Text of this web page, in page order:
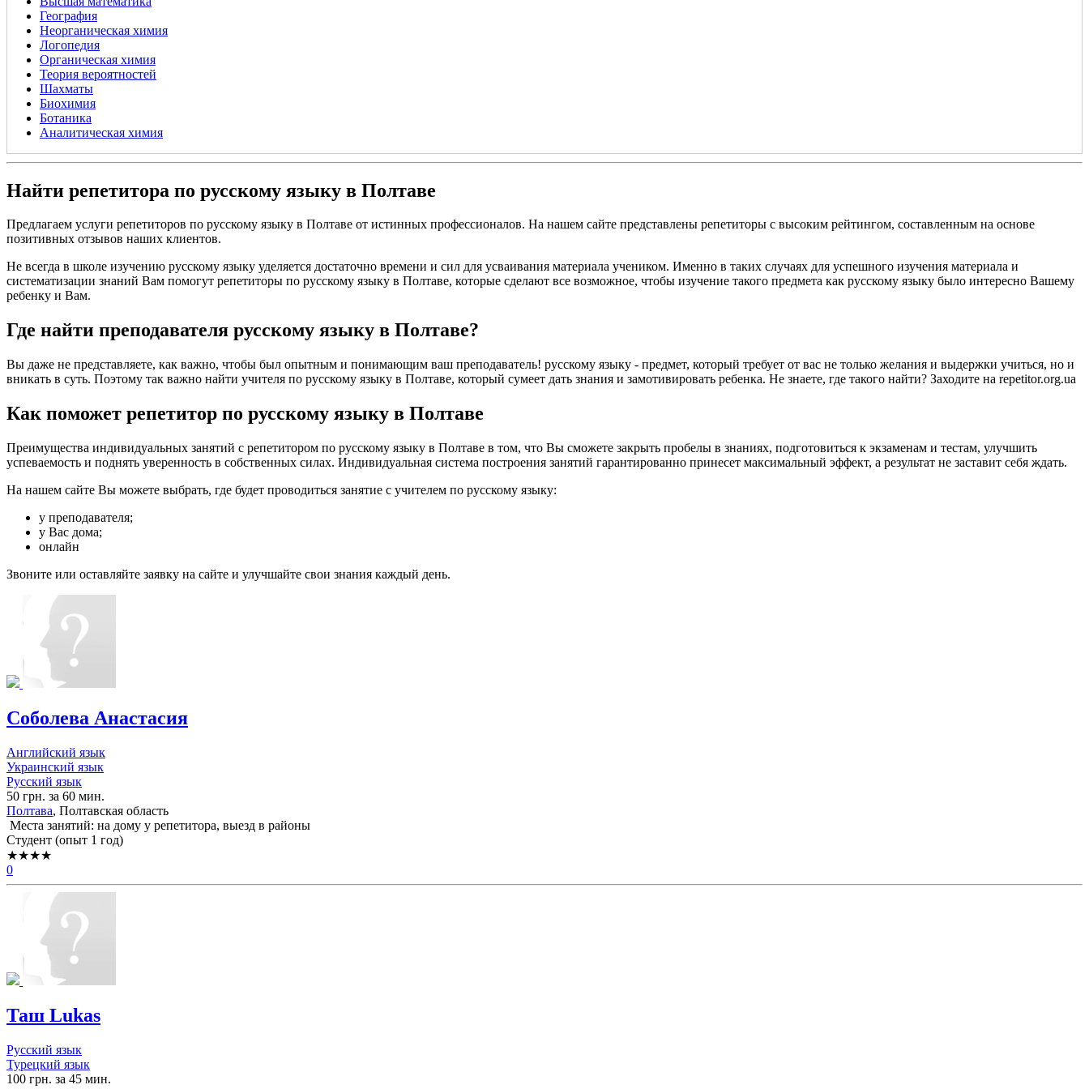
География
Неорганическая химия
Логопедия
Органическая химия
Теория вероятностей
Шахматы
Биохимия
Ботаника
Аналитическая химия
Найти репетитора по русскому языку в Полтаве
Предлагаем услуги репетиторов по русскому языку в Полтаве от истинных профессионалов. На нашем сайте представлены репетиторы с высоким рейтингом, составленным на основе
позитивных отзывов наших клиентов.
Не всегда в школе изучению русскому языку уделяется достаточно времени и сил для усваивания материала учеником. Именно в таких случаях для успешного изучения материала и
систематизации знаний Вам помогут репетиторы по русскому языку в Полтаве, которые сделают все возможное, чтобы изучение такого предмета как русскому языку было интересно Вашему
ребенку и Вам.
Где найти преподавателя русскому языку в Полтаве?
Вы даже не представляете, как важно, чтобы был опытным и понимающим ваш преподаватель! русскому языку - предмет, который требует от вас не только желания и выдержки учиться, но и
вникать в суть. Поэтому так важно найти учителя по русскому языку в Полтаве, который сумеет дать знания и замотивировать ребенка. Не знаете, где такого найти? Заходите на repetitor.org.ua
Как поможет репетитор по русскому языку в Полтаве
Преимущества индивидуальных занятий с репетитором по русскому языку в Полтаве в том, что Вы сможете закрыть пробелы в знаниях, подготовиться к экзаменам и тестам, улучшить
успеваемость и поднять уверенность в собственных силах. Индивидуальная система построения занятий гарантированно принесет максимальный эффект, а результат не заставит себя ждать.
На нашем сайте Вы можете выбрать, где будет проводиться занятие с учителем по русскому языку:
у преподавателя;
у Вас дома;
онлайн
Звоните или оставляйте заявку на сайте и улучшайте свои знания каждый день.
Соболева Анастасия
Английский язык
Украинский язык
Русский язык
50 грн. за 60 мин.
Полтава, Полтавская область
Места занятий: на дому у репетитора, выезд в районы
Cтудент (опыт 1 год)
★★★★
0
Таш Lukas
Русский язык
Турецкий язык
100 грн. за 45 мин.